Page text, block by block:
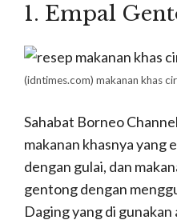
1. Empal
(idntimes.com) makanan khas
Sahabat Borneo
makanan khasnya yang
dengan gulai, dan
gentong dengan
Daging yang di gunakan